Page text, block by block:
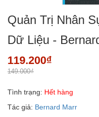
Quản Trị Nhân
Dữ Liệu -
119.200₫
149.000₫
Tình trạng: Hết hàng
Tác giả: Bernard Marr